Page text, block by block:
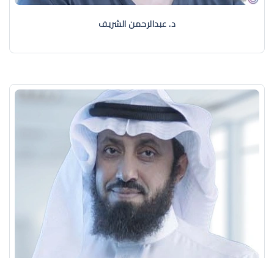
د. عبدالرحمن الشريف